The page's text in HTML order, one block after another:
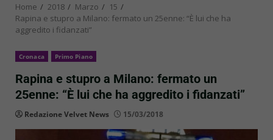
Home 2018 Marzo
15
Rapina e stupro a Milano: fermato un 25enne: “È lui che ha
aggredito i fidanzati”
Cronaca Primo Piano
Rapina e stupro a Milano: fermato un
25enne: “È lui che ha aggredito i fidanzati”
Redazione Velvet News 15/03/2018